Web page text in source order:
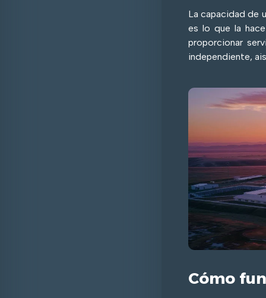
La capacidad de
es lo que la
proporcionar
independiente,
Cómo